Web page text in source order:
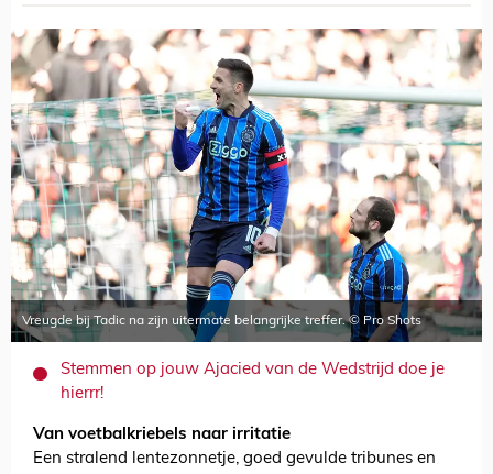
Vreugde bij Tadic na zijn uitermate belangrijke treffer. © Pro Shots
Stemmen op jouw Ajacied van de Wedstrijd doe je
hierrr!
Van voetbalkriebels naar irritatie
Een stralend lentezonnetje, goed gevulde tribunes en